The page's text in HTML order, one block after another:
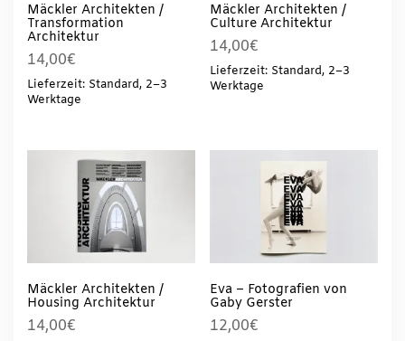
Mäckler Architekten /
Transformation
Architektur
14,00€
Lieferzeit: Standard, 2–3
Werktage
Mäckler Architekten /
Culture Architektur
14,00€
Lieferzeit: Standard, 2–3
Werktage
Mäckler Architekten /
Housing Architektur
14,00€
Eva – Fotografien von
Gaby Gerster
12,00€